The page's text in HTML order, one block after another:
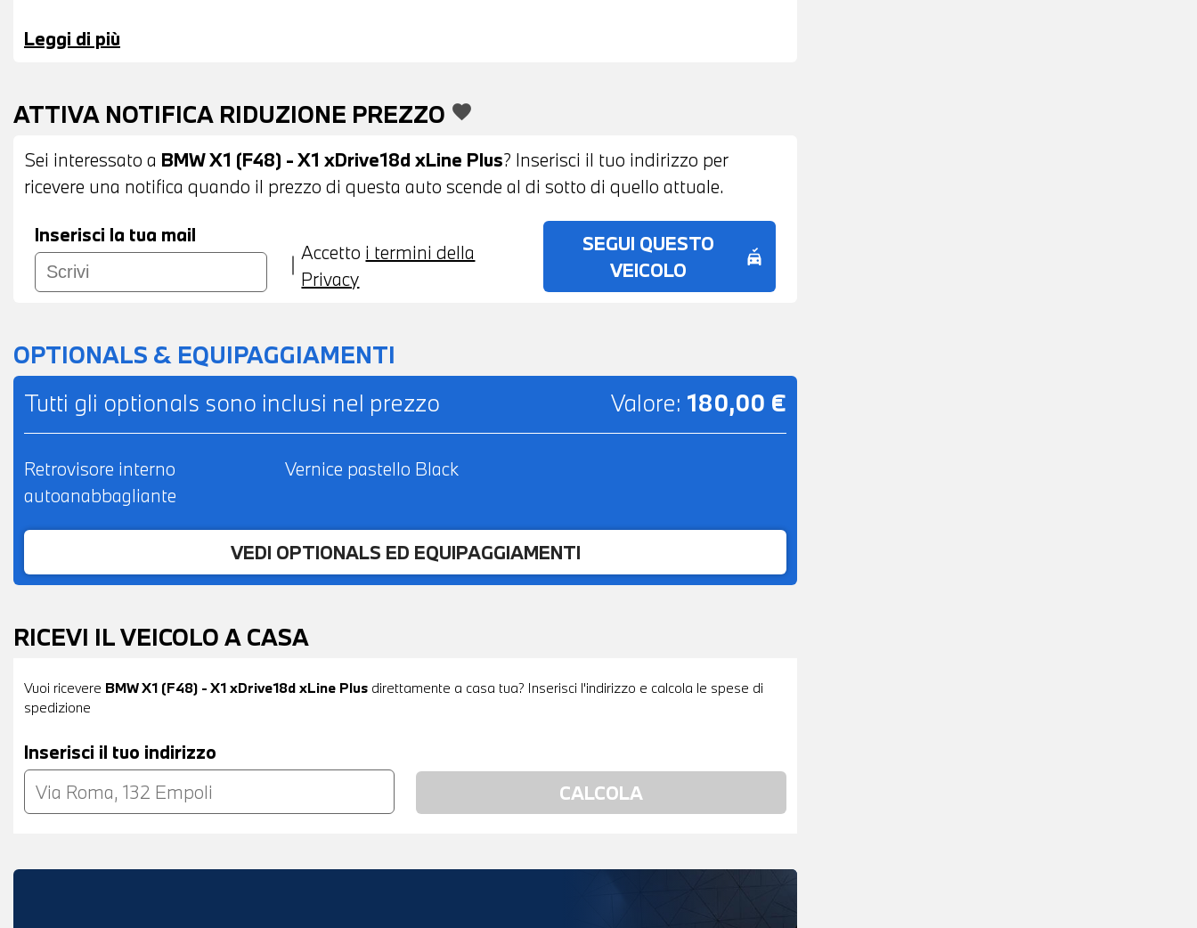
IN PELLE MISTO STOFFA NERA - VOLANTE IN PELLE A TRE RAZZE CON COMANDI
AUTOMATICO BIZONA - BRACCIOLO ANTERIORE - ACTIVE GUARD - USB - BLUETOOTH -
NAVIGATORE - RADIO DIGITALE DAB - PREDISPOSIZIONE APPLE CARPLAY - CHIAMATA
DI EMERGENZA INTELLIGENTE - TELESERVICES - TRAFFIC INFORMATION -
RETROVISORE INTERNO AUTOANABBAGLIANTE - POSSIBILITA' DI PROVA -
POSSIBILITA' DI PERMUTA - POSSIBILITA' DI FINANZIAMENTO ANCHE PER L'INTERO
IMPORTO
Leggi di più
ATTIVA NOTIFICA RIDUZIONE PREZZO favorite
Sei interessato a BMW X1 (F48) - X1 xDrive18d xLine Plus? Inserisci il tuo indirizzo per
ricevere una notifica quando il prezzo di questa auto scende al di sotto di quello attuale.
Inserisci la tua mail
Accetto i termini della
Privacy
SEGUI QUESTO
VEICOLO
no_crash
OPTIONALS & EQUIPAGGIAMENTI
Tutti gli optionals sono inclusi nel prezzo
Valore: 180,00 €
Retrovisore interno
autoanabbagliante
Vernice pastello Black
VEDI OPTIONALS ED EQUIPAGGIAMENTI
RICEVI IL VEICOLO A CASA
Vuoi ricevere BMW X1 (F48) - X1 xDrive18d xLine Plus direttamente a casa tua? Inserisci l'indirizzo e calcola le spese di
spedizione
Inserisci il tuo indirizzo